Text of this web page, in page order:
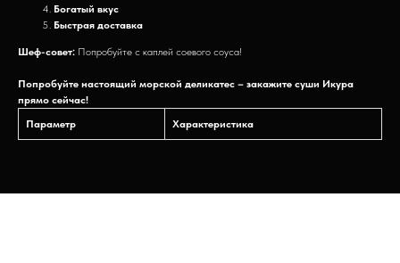
Богатый вкус
Быстрая доставка
Шеф-совет: Попробуйте с каплей соевого соуса!
Попробуйте настоящий морской деликатес – закажите суши Икура
прямо сейчас!
Параметр
Характеристика